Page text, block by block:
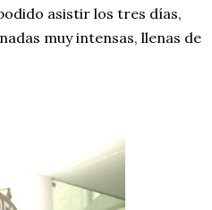
asistir los tres días,
muy intensas, llenas de